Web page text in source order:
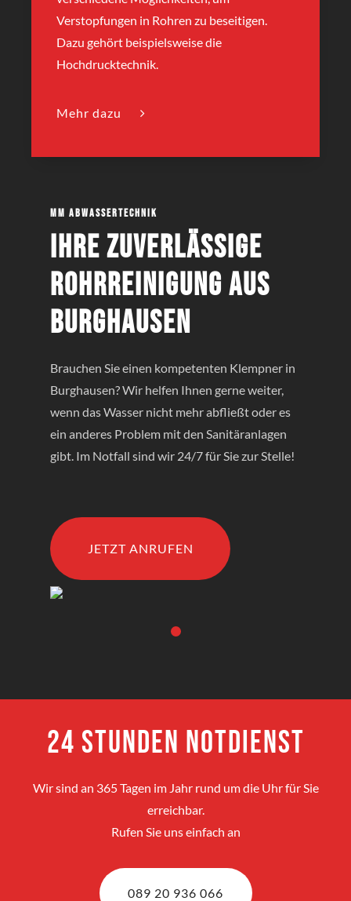
Verstopfungen in Rohren zu beseitigen.
Dazu gehört beispielsweise die
Hochdrucktechnik.
Mehr dazu
MM Abwassertechnik
Ihre zuverlässige
Rohrreinigung aus
Burghausen
Brauchen Sie einen kompetenten Klempner in
Burghausen? Wir helfen Ihnen gerne weiter,
wenn das Wasser nicht mehr abfließt oder es
ein anderes Problem mit den Sanitäranlagen
gibt. Im Notfall sind wir 24/7 für Sie zur Stelle!
JETZT ANRUFEN
24 Stunden Notdienst
Wir sind an 365 Tagen im Jahr rund um die Uhr für Sie
erreichbar.
Rufen Sie uns einfach an
089 20 936 066